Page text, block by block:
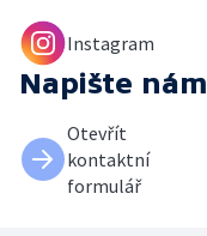
Instagram
Napište nám
Otevřít
kontaktní
formulář